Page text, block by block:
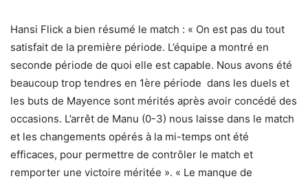
Hansi Flick a bien résumé le match : « On est pas du tout
satisfait de la première période. L’équipe a montré en
seconde période de quoi elle est capable. Nous avons été
beaucoup trop tendres en 1ère période dans les duels et
les buts de Mayence sont mérités après avoir concédé des
occasions. L’arrêt de Manu (0-3) nous laisse dans le match
et les changements opérés à la mi-temps ont été
efficaces, pour permettre de contrôler le match et
remporter une victoire méritée ». « Le manque de